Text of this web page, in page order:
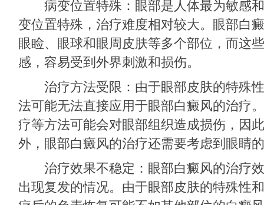
病变位置特殊：眼部是人体最为敏感和
变位置特殊，治疗难度相对较大。眼部白
眼睑、眼球和眼周皮肤等多个部位，而这
感，容易受到外界刺激和损伤。
治疗方法受限：由于眼部皮肤的特殊性
法可能无法直接应用于眼部白癜风的治疗
疗等方法可能会对眼部组织造成损伤，因
外，眼部白癜风的治疗还需要考虑到眼睛
治疗效果不稳定：眼部白癜风的治疗效
出现复发的情况。由于眼部皮肤的特殊性